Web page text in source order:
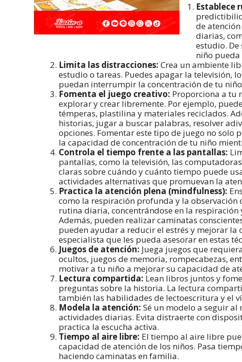
Establece
de
diarias,
estudio.
niño
Limita las distracciones: Crea un ambiente
estudio o tareas. Puedes apagar la televisión,
puedan interrumpir la concentración de tu
Fomenta el juego creativo: Proporciona a tu
explorar y crear libremente. Por ejemplo,
témperas, plastilina y materiales reciclados.
historias, jugar a buscar palabras, resolver
opciones. Fomentar este tipo de juego no
la capacidad de concentración de tu niño
Controla el tiempo frente a las pantallas:
pantallas, como la televisión, las
claras sobre cuándo y cuánto tiempo puede
actividades alternativas que promuevan la
Practica la atención plena (mindfulness):
como la respiración profunda y la observación
rutina diaria, concentrándose en la
Además, pueden realizar caminatas
pueden ayudar a reducir el estrés y mejorar la
especialista que les pueda asesorar en estas
Juegos de atención: Juega juegos que
ocultos, juegos de memoria, rompecabezas,
motivar a tu niño a mejorar su capacidad de
Lectura compartida: Lean libros juntos y
preguntas sobre la historia. La lectura
también las habilidades de lectoescritura y el
Modela la atención: Sé un modelo a seguir
actividades diarias. Evita distraerte con
practica la escucha activa.
Tiempo al aire libre: El tiempo al aire libre
capacidad de atención de los niños. Pasa
haciendo caminatas en familia.